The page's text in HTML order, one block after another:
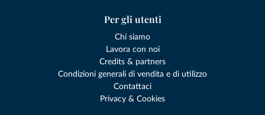
Per gli utenti
Chi siamo
Lavora con noi
Credits & partners
Condizioni generali di vendita e di utilizzo
Contattaci
Privacy & Cookies